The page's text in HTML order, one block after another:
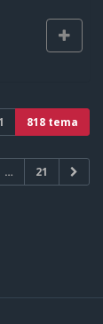
818 tema
… 21